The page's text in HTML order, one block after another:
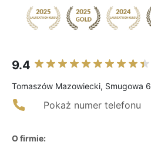
9.4
Tomaszów Mazowiecki, Smugowa
Pokaż numer telefonu
O firmie: